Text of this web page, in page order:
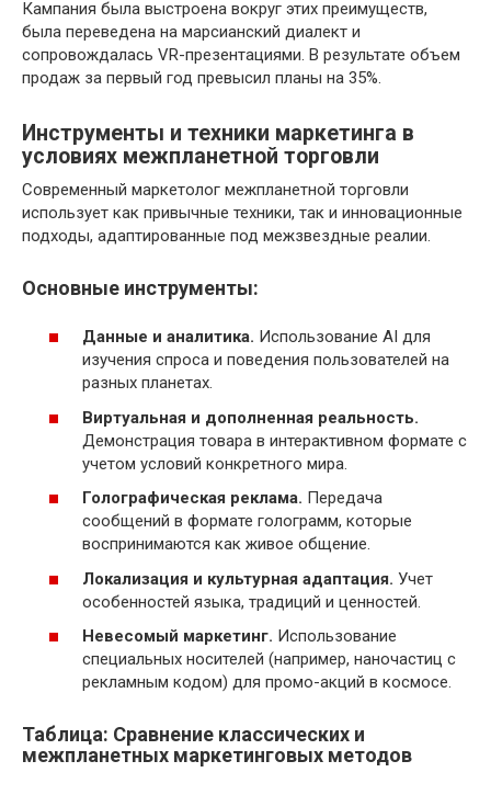
Кампания была выстроена вокруг этих преимуществ,
была переведена на марсианский диалект и
сопровождалась VR-презентациями. В результате объем
продаж за первый год превысил планы на 35%.
Инструменты и техники маркетинга в
условиях межпланетной торговли
Современный маркетолог межпланетной торговли
использует как привычные техники, так и инновационные
подходы, адаптированные под межзвездные реалии.
Основные инструменты:
Данные и аналитика. Использование AI для
изучения спроса и поведения пользователей на
разных планетах.
Виртуальная и дополненная реальность.
Демонстрация товара в интерактивном формате с
учетом условий конкретного мира.
Голографическая реклама. Передача
сообщений в формате голограмм, которые
воспринимаются как живое общение.
Локализация и культурная адаптация. Учет
особенностей языка, традиций и ценностей.
Невесомый маркетинг. Использование
специальных носителей (например, наночастиц с
рекламным кодом) для промо-акций в космосе.
Таблица: Сравнение классических и
межпланетных маркетинговых методов